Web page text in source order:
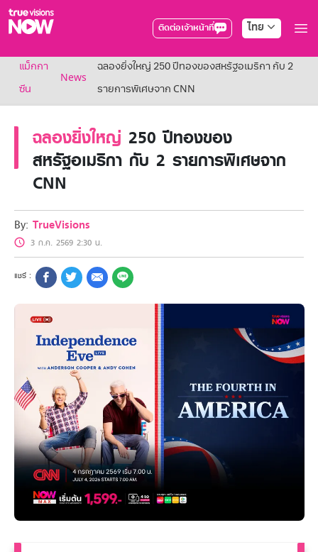
ติดต่อเจ้าหน้าที่ ไทย
True AF2026
แพ็กเกจ
NOW ENT
NOW SPORTS
NOW Muay Thai
แพ็กเกจทรูวิชันส์นาวทั้งหมด
เคเบิลและจานดาวเทียม
สิทธิพิเศษ
Showtime
HoReCa
แพ็กเกจสำหรับผู้ประกอบการ
หาร้านร่วมรายการ
FAQs
แม็กกา
ซีน
News
ฉลองยิ่งใหญ่ 250 ปีทองของสหรัฐอเมริกา กับ 2
รายการพิเศษจาก CNN
ฉลองยิ่งใหญ่ 250 ปีทองของ
สหรัฐอเมริกา กับ 2 รายการพิเศษจาก
CNN
By: TrueVisions
3 ก.ค. 2569 2:30 น.